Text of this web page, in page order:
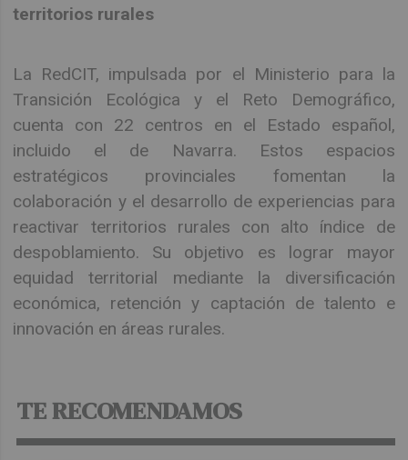
territorios rurales
La RedCIT, impulsada por el Ministerio para la
Transición Ecológica y el Reto Demográfico,
cuenta con 22 centros en el Estado español,
incluido el de Navarra. Estos espacios
estratégicos provinciales fomentan la
colaboración y el desarrollo de experiencias para
reactivar territorios rurales con alto índice de
despoblamiento. Su objetivo es lograr mayor
equidad territorial mediante la diversificación
económica, retención y captación de talento e
innovación en áreas rurales.
TE RECOMENDAMOS